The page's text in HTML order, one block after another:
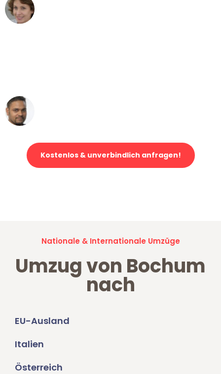
Kostenlos & unverbindlich anfragen!
Nationale & Internationale Umzüge
Umzug von Bochum
nach
EU-Ausland
Italien
Österreich